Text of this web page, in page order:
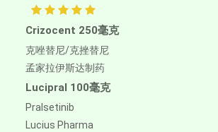
Crizocent 250毫克
克唑替尼/克挫替尼
孟家拉伊斯达制药
Lucipral 100毫克
Pralsetinib
Lucius Pharma